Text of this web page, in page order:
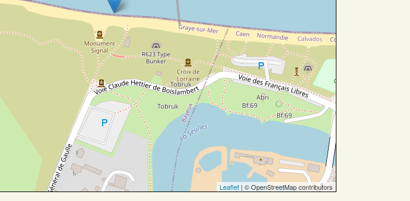
Leaflet | © OpenStreetMap contributors